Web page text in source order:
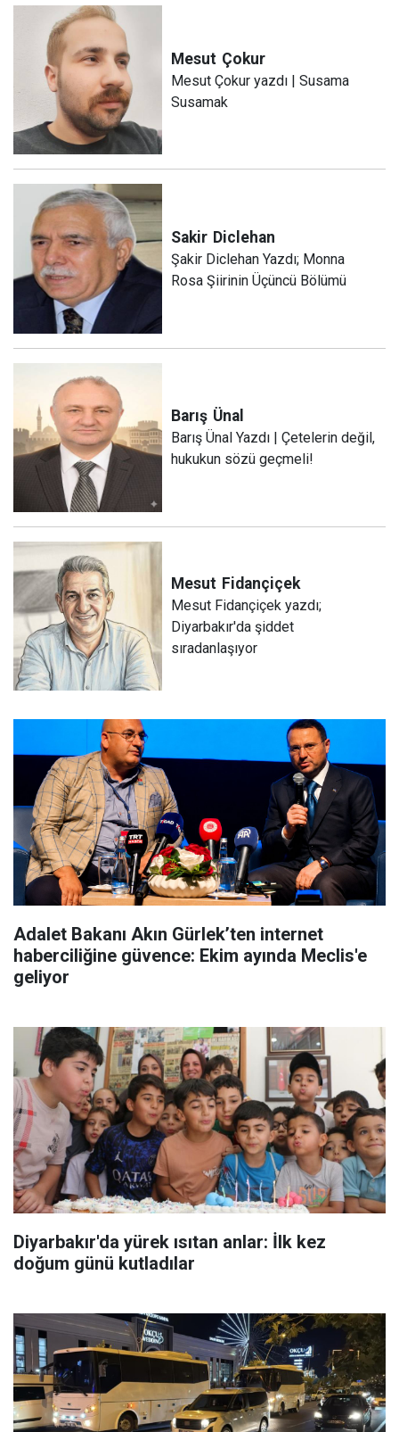
Mesut Çokur
Mesut Çokur yazdı | Susama
Susamak
Sakir Diclehan
Şakir Diclehan Yazdı; Monna
Rosa Şiirinin Üçüncü Bölümü
Barış Ünal
Barış Ünal Yazdı | Çetelerin değil,
hukukun sözü geçmeli!
Mesut Fidançiçek
Mesut Fidançiçek yazdı;
Diyarbakır'da şiddet
sıradanlaşıyor
Adalet Bakanı Akın Gürlek’ten internet
haberciliğine güvence: Ekim ayında Meclis'e
geliyor
Diyarbakır'da yürek ısıtan anlar: İlk kez
doğum günü kutladılar